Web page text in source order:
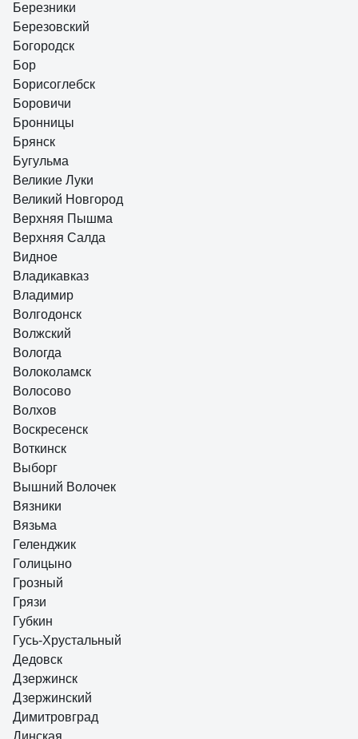
Березники
Березовский
Богородск
Бор
Борисоглебск
Боровичи
Бронницы
Брянск
Бугульма
Великие Луки
Великий Новгород
Верхняя Пышма
Верхняя Салда
Видное
Владикавказ
Владимир
Волгодонск
Волжский
Вологда
Волоколамск
Волосово
Волхов
Воскресенск
Воткинск
Выборг
Вышний Волочек
Вязники
Вязьма
Геленджик
Голицыно
Грозный
Грязи
Губкин
Гусь-Хрустальный
Дедовск
Дзержинск
Дзержинский
Димитровград
Динская